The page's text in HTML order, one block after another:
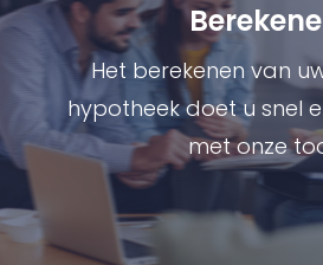
Het berekenen van
hypotheek doet u snel
met onze